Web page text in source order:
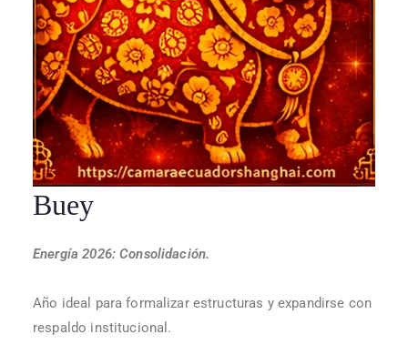
Buey
Energía 2026: Consolidación.
Año ideal para formalizar estructuras y expandirse con
respaldo institucional.